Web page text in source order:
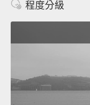
程度分級